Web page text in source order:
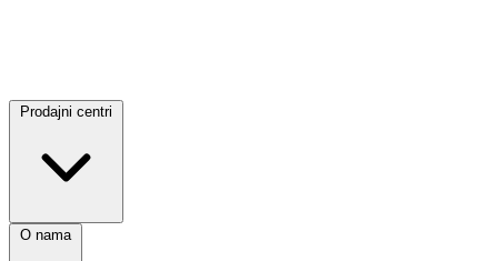
Prodajni centri
O nama